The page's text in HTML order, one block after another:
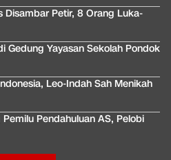
Disambar Petir, 8 Orang Luka-
Gedung Yayasan Sekolah Pondok
Leo-Indah Sah Menikah
Pendahuluan AS, Pelobi